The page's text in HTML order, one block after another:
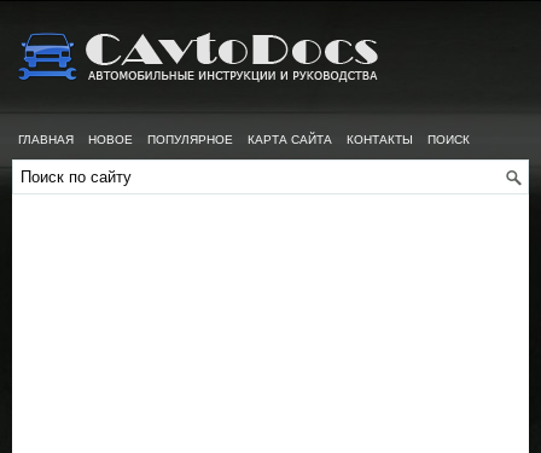
ГЛАВНАЯ НОВОЕ ПОПУЛЯРНОЕ КАРТА САЙТА КОНТАКТЫ ПОИСК